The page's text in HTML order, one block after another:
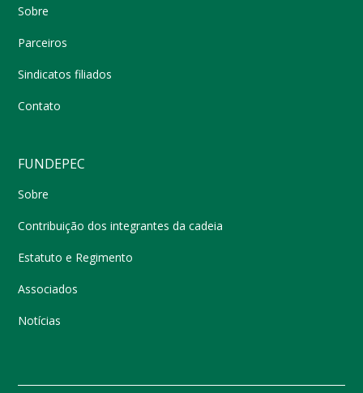
Sobre
Parceiros
Sindicatos filiados
Contato
FUNDEPEC
Sobre
Contribuição dos integrantes da cadeia
Estatuto e Regimento
Associados
Notícias